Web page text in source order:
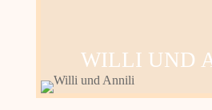
WILLI UND